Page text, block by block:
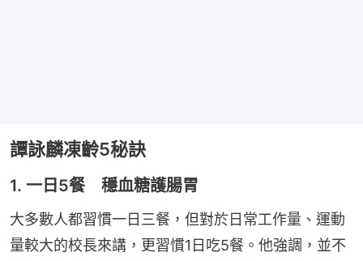
譚詠麟凍齡5秘訣
1. 一日5餐 穩血糖護腸胃
大多數人都習慣一日三餐，但對於日常工作量、運動
量較大的校長來講，更習慣1日吃5餐。他強調，並不